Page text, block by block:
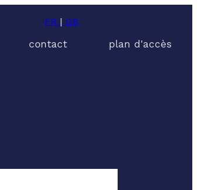
FR | GB
contact plan d'accès